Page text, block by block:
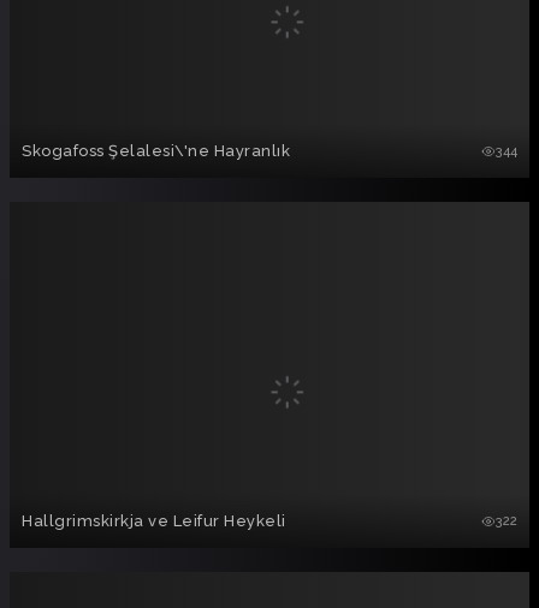
Skogafoss Şelalesi\'ne Hayranlık 344
Hallgrimskirkja ve Leifur Heykeli 322